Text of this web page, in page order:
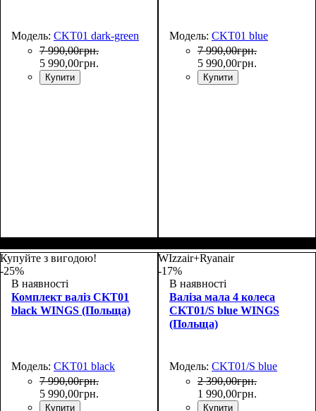
Модель: CKT01 dark-green
7 990,00грн.
5 990,00грн.
Купити
Модель: CKT01 blue
7 990,00грн.
5 990,00грн.
Купити
Купуйте з вигодою!
-25%
В наявності
Комплект валіз CKT01
black WINGS (Польща)
Модель: CKT01 black
7 990,00грн.
5 990,00грн.
Купити
WIzzair+Ryanair
-17%
В наявності
Валіза мала 4 колеса
CKT01/S blue WINGS
(Польща)
Модель: CKT01/S blue
2 390,00грн.
1 990,00грн.
Купити